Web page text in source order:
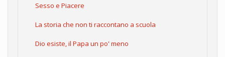
Sesso e Piacere
La storia che non ti raccontano a scuola
Dio esiste, il Papa un po' meno